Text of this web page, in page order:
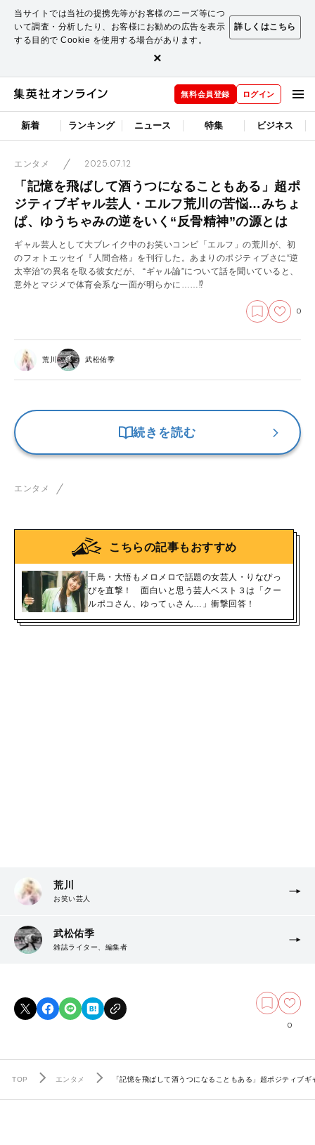
当サイトでは当社の提携先等がお客様のニーズ等につ
いて調査・分析したり、お客様にお勧めの広告を表示
する目的で Cookie を使用する場合があります。
詳しくはこちら
×
無料会員登録 ログイン
新着 ランキング ニュース 特集 ビジネス
エンタメ 2025.07.12
「記憶を飛ばして酒うつになることもある」超ポ
ジティブギャル芸人・エルフ荒川の苦悩…みちょ
ぱ、ゆうちゃみの逆をいく“反骨精神”の源とは
ギャル芸人として大ブレイク中のお笑いコンビ「エルフ」の荒川が、初
のフォトエッセイ『人間合格』を刊行した。あまりのポジティブさに“逆
太宰治”の異名を取る彼女だが、 “ギャル論”について話を聞いていると、
意外とマジメで体育会系な一面が明らかに……⁉
0
荒川 武松佑季
続きを読む
エンタメ
こちらの記事もおすすめ
千鳥・大悟もメロメロで話題の女芸人・りなぴっ
ぴを直撃！ 面白いと思う芸人ベスト３は「クー
ルポコさん、ゆってぃさん…」衝撃回答！
荒川
お笑い芸人
武松佑季
雑誌ライター、編集者
0
TOP エンタメ 「記憶を飛ばして酒うつになることもある」超ポジティブ